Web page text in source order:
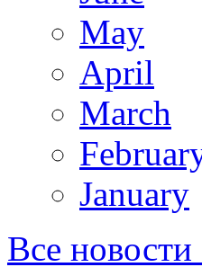
May
April
March
January
Все новости